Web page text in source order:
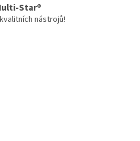
Star®
nástrojů!